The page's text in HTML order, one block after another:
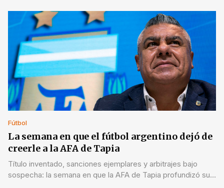
Fútbol
La semana en que el fútbol argentino dejó de
creerle a la AFA de Tapia
Título inventado, sanciones ejemplares y arbitrajes bajo
sospecha: la semana en que la AFA de Tapia profundizó su